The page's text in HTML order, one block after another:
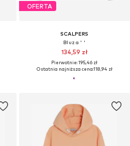
OFERTA
SCALPERS
Bluza ' '
134,59 zł
Pierwotnie: 195,46 zł
Ostatnia najniższa cena:118,94 zł